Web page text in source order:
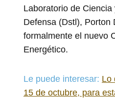
Laboratorio de
Defensa (Dstl), Porton
formalmente el nuevo
Energético.
Le puede interesar: Lo
15 de octubre, para